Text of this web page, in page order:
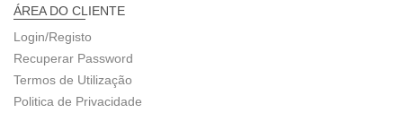
ÁREA DO CLIENTE
Login/Registo
Recuperar Password
Termos de Utilização
Politica de Privacidade